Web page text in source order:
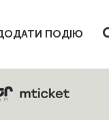
ПОДІЮ